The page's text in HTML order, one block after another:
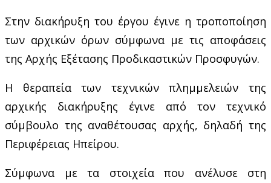
Στην διακήρυξη του έργου έγινε η τροποποίηση
των αρχικών όρων σύμφωνα με τις αποφάσεις
της Αρχής Εξέτασης Προδικαστικών Προσφυγών.
Η θεραπεία των τεχνικών πλημμελειών της
αρχικής διακήρυξης έγινε από τον τεχνικό
σύμβουλο της αναθέτουσας αρχής, δηλαδή της
Περιφέρειας Ηπείρου.
Σύμφωνα με τα στοιχεία που ανέλυσε στη